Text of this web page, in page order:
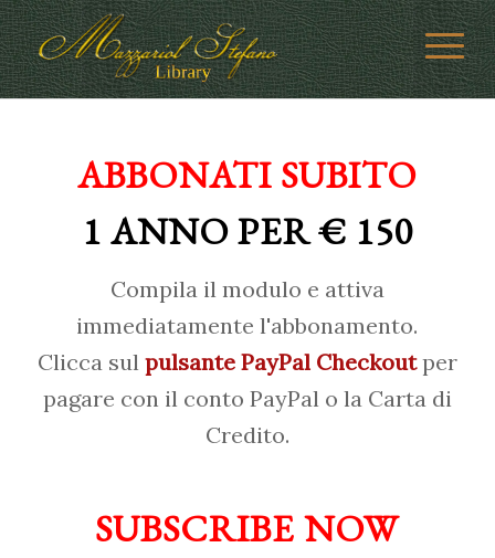
ABBONATI SUBITO
1 ANNO PER € 150
Compila il modulo e attiva
immediatamente l'abbonamento.
Clicca sul pulsante PayPal Checkoutper
pagare con il conto PayPal o la Carta di
Credito.
SUBSCRIBE NOW